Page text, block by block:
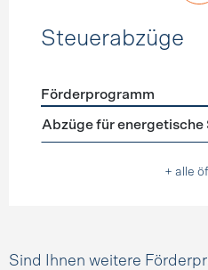
Steuerabzüge
Förderprogramme
Förderprogramm
Abzüge für energetische
+ alle
Sind Ihnen weitere